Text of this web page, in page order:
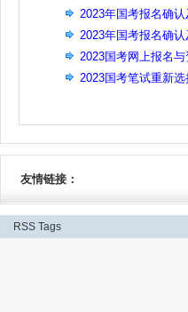
2023年国考报名确
2023年国考报名确
2023国考网上报名
2023国考笔试重新
友情链接：
RSS Tags